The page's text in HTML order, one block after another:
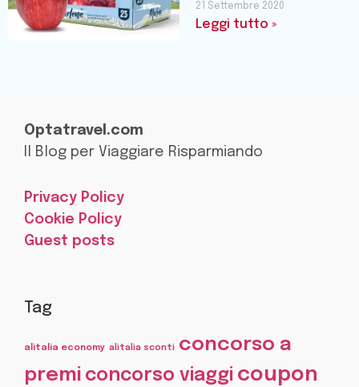
21 Settembre 2020
Leggi tutto »
Optatravel.com
Il Blog per Viaggiare Risparmiando
Privacy Policy
Cookie Policy
Guest posts
Tag
alitalia economy alitalia sconti concorso a
premi concorso viaggi coupon